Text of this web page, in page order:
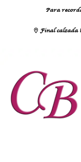
Para
Final calzada